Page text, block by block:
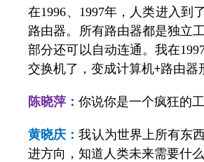
在1996、1997年，人类进入到
路由器。所有路由器都是独立
部分还可以自动连通。我在
交换机了，变成计算机+路由器
陈晓萍：你说你是一个疯狂的
黄晓庆：我认为世界上所有东
进方向，知道人类未来需要什